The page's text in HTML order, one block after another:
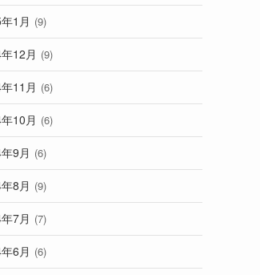
1月 (9)
12月 (9)
11月 (6)
10月 (6)
9月 (6)
8月 (9)
7月 (7)
6月 (6)